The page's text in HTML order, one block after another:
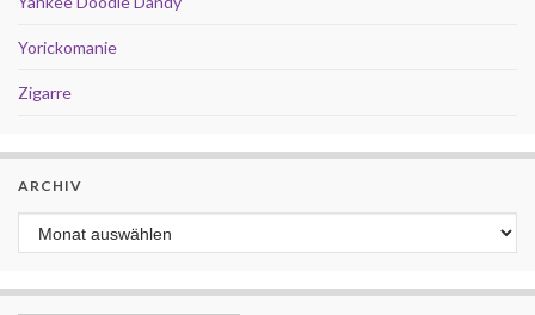
Yorickomanie
Zigarre
ARCHIV
Archiv